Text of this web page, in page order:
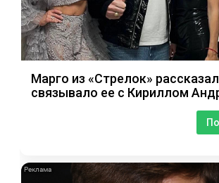
Марго из «Стрелок»
связывало ее с Кириллом